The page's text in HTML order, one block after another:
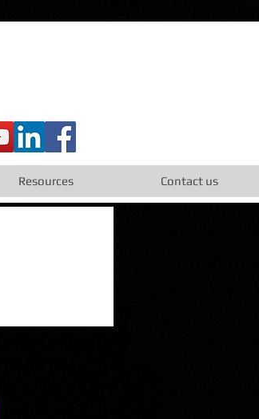
Resources Contact us